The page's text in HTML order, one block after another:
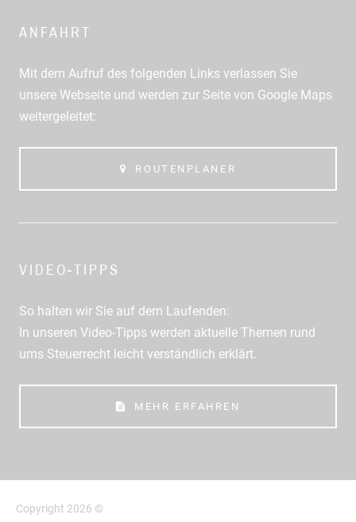
ANFAHRT
Mit dem Aufruf des folgenden Links verlassen Sie
unsere Webseite und werden zur Seite von Google Maps
weitergeleitet:
ROUTENPLANER
VIDEO-TIPPS
So halten wir Sie auf dem Laufenden:
In unseren Video-Tipps werden aktuelle Themen rund
ums Steuerrecht leicht verständlich erklärt.
MEHR ERFAHREN
Copyright 2026 ©